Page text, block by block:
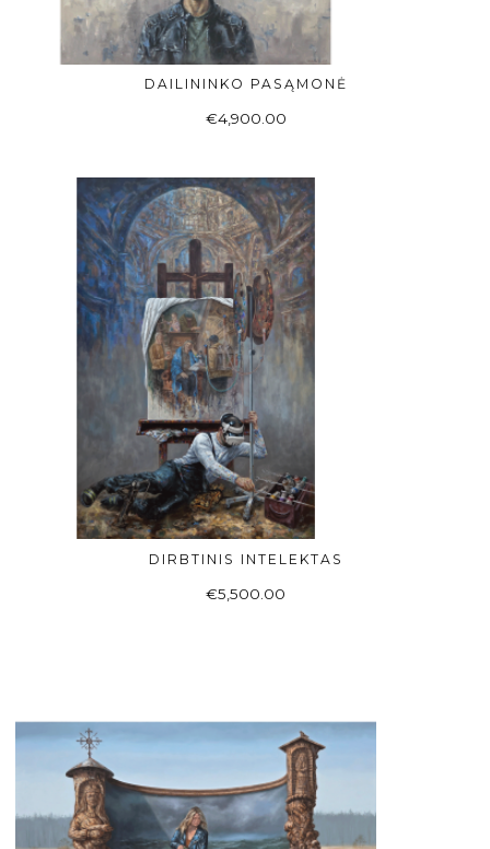
Į KREPŠELĮ
DAILININKO PASĄMONĖ
€4,900.00
Į KREPŠELĮ
DIRBTINIS INTELEKTAS
€5,500.00